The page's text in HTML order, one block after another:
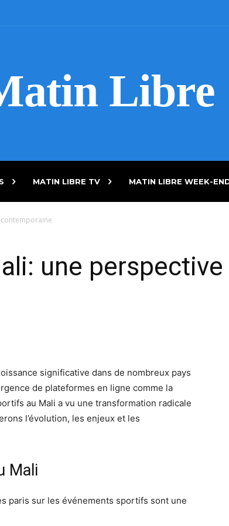
Libre
MATIN LIBRE TV MATIN LIBRE WEEK-
une
significative dans de nombreux pays
de plateformes en ligne comme la
au Mali a vu une transformation radicale
l’évolution, les enjeux et les
Mali
paris sur les événements sportifs sont une